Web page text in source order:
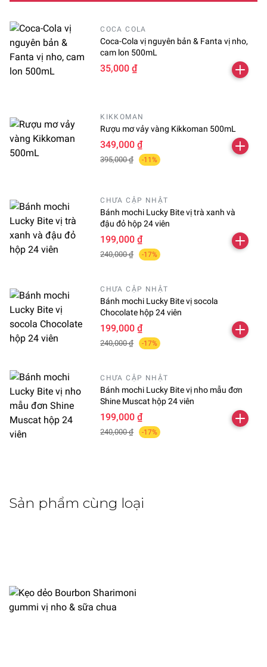
COCA COLA
Coca-Cola vị nguyên bản & Fanta vị nho,
cam lon 500mL
35,000 ₫
KIKKOMAN
Rượu mơ vảy vàng Kikkoman 500mL
349,000 ₫
395,000 ₫ -11%
CHƯA CẬP NHẬT
Bánh mochi Lucky Bite vị trà xanh và
đậu đỏ hộp 24 viên
199,000 ₫
240,000 ₫ -17%
CHƯA CẬP NHẬT
Bánh mochi Lucky Bite vị socola
Chocolate hộp 24 viên
199,000 ₫
240,000 ₫ -17%
CHƯA CẬP NHẬT
Bánh mochi Lucky Bite vị nho mẫu đơn
Shine Muscat hộp 24 viên
199,000 ₫
240,000 ₫ -17%
Sản phẩm cùng loại